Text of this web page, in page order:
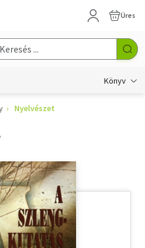
Üres
Könyv
Nyelvészet